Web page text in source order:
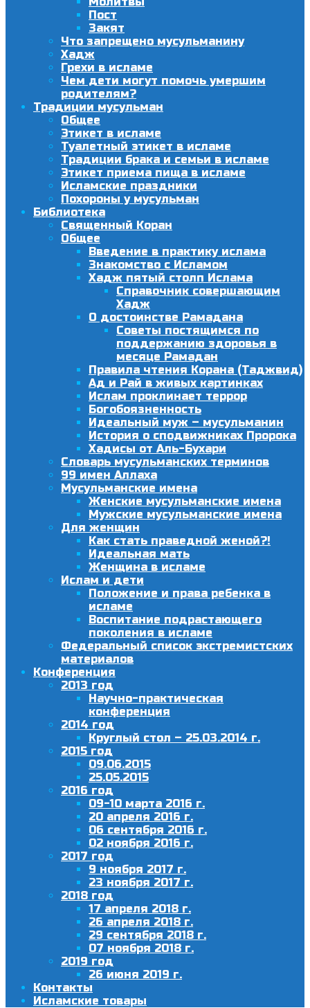
Пост
Закят
Что запрещено мусульманину
Хадж
Грехи в исламе
Чем дети могут помочь умершим
родителям?
Традиции мусульман
Общее
Этикет в исламе
Туалетный этикет в исламе
Традиции брака и семьи в исламе
Этикет приема пища в исламе
Исламские праздники
Похороны у мусульман
Библиотека
Священный Коран
Общее
Введение в практику ислама
Знакомство с Исламом
Хадж пятый столп Ислама
Справочник совершающим
Хадж
О достоинстве Рамадана
Советы постящимся по
поддержанию здоровья в
месяце Рамадан
Правила чтения Корана (Таджвид)
Ад и Рай в живых картинках
Ислам проклинает террор
Богобоязненность
Идеальный муж – мусульманин
История о сподвижниках Пророка
Хадисы от Аль-Бухари
Словарь мусульманских терминов
99 имен Аллаха
Мусульманские имена
Женские мусульманские имена
Мужские мусульманские имена
Для женщин
Как стать праведной женой?!
Идеальная мать
Женщина в исламе
Ислам и дети
Положение и права ребенка в
исламе
Воспитание подрастающего
поколения в исламе
Федеральный список экстремистских
материалов
Конференция
2013 год
Научно-практическая
конференция
2014 год
Круглый стол – 25.03.2014 г.
2015 год
09.06.2015
25.05.2015
2016 год
09-10 марта 2016 г.
20 апреля 2016 г.
06 сентября 2016 г.
02 ноября 2016 г.
2017 год
9 ноября 2017 г.
23 ноября 2017 г.
2018 год
17 апреля 2018 г.
26 апреля 2018 г.
29 сентября 2018 г.
07 ноября 2018 г.
2019 год
26 июня 2019 г.
Контакты
Исламские товары